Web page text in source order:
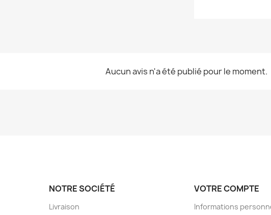
Aucun avis n'a été publié pour le moment.
NOTRE SOCIÉTÉ
Livraison
VOTRE COMPTE
Informations